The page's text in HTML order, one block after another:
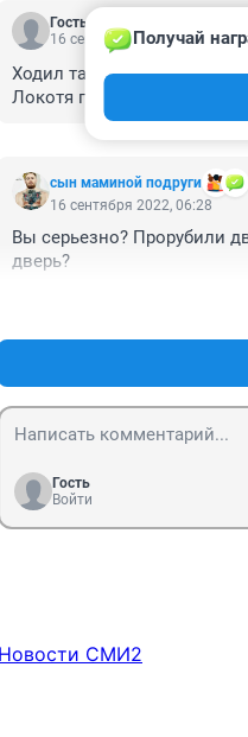
Гость
16 сентября 2022, 10:19
Ходил там 1000+ раз.
Локотя поздравляю.
сын маминой подруги
Получай
16 сентября 2022, 06:28
Вы серьезно? Прорубили
дверь?
Гость
Войти
Новости СМИ2